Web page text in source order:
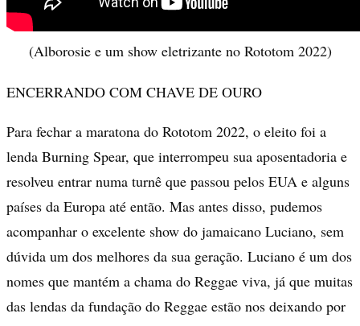
(Alborosie e um show eletrizante no Rototom 2022)
ENCERRANDO COM CHAVE DE OURO
Para fechar a maratona do Rototom 2022, o eleito foi a
lenda Burning Spear, que interrompeu sua aposentadoria e
resolveu entrar numa turnê que passou pelos EUA e alguns
países da Europa até então. Mas antes disso, pudemos
acompanhar o excelente show do jamaicano Luciano, sem
dúvida um dos melhores da sua geração. Luciano é um dos
nomes que mantém a chama do Reggae viva, já que muitas
das lendas da fundação do Reggae estão nos deixando por